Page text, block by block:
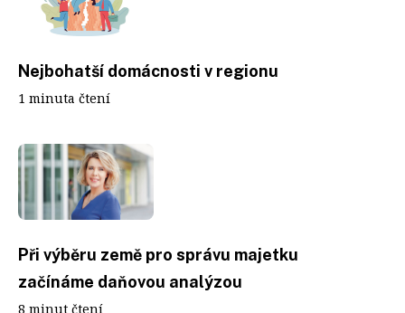
Nejbohatší domácnosti v regionu
1 minuta čtení
Při výběru země pro správu majetku
začínáme daňovou analýzou
8 minut čtení